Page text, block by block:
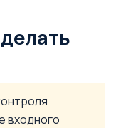
входного